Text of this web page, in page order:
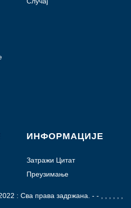
ИНФОРМАЦИЈЕ
Затражи Цитат
Преузимање
: Сва права задржана. - - , , , , , ,